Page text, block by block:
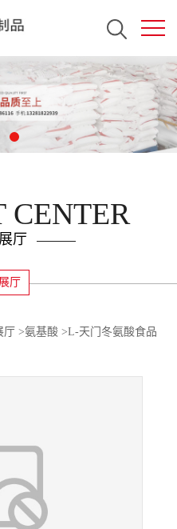
CENTER
厅
厅
厅 >氨基酸 >L-天门冬氨酸食品